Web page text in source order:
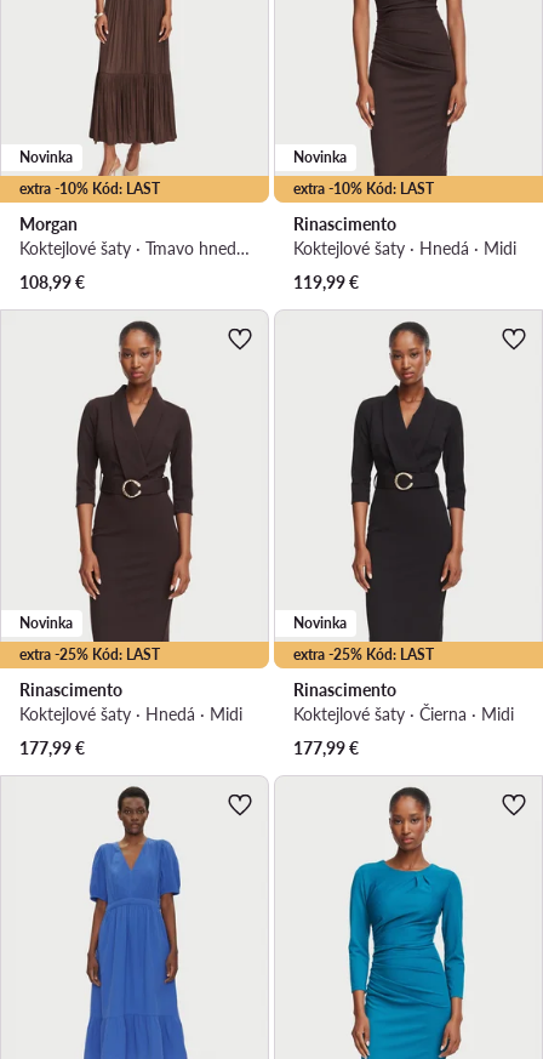
extra -10% Kód: LAST
Novinka
Morgan
Koktejlové šaty · Tmavo hnedá · Midi
108,99€
extra -10% Kód: LAST
Novinka
Rinascimento
Koktejlové šaty · Hnedá · Midi
119,99€
extra -25% Kód: LAST
Novinka
Rinascimento
Koktejlové šaty · Hnedá · Midi
177,99€
extra -25% Kód: LAST
Novinka
Rinascimento
Koktejlové šaty · Čierna · Midi
177,99€